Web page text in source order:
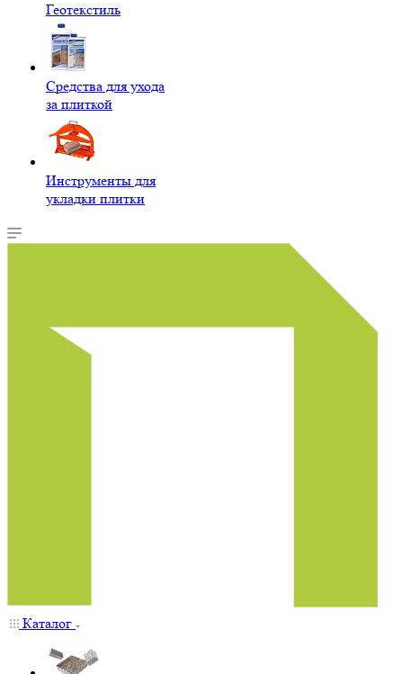
Геотекстиль
Средства для ухода
за плиткой
Инструменты для
укладки плитки
Каталог